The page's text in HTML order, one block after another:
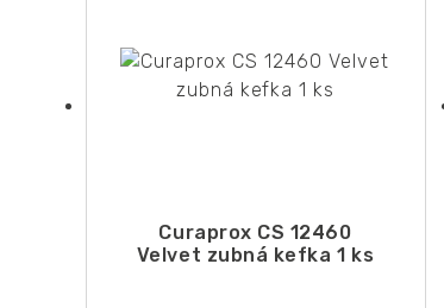
Curaprox CS 12460
Velvet zubná kefka 1 ks